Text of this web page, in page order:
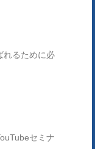
れるために必
セミナ